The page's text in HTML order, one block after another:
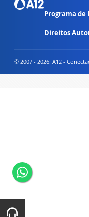
Programa
Direitos
© 2007 - 2026. A12 -